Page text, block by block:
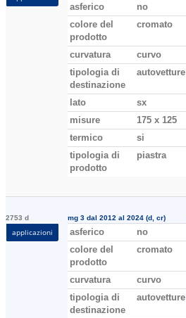
asferico
no
colore del
prodotto
cromato
curvatura
curvo
tipologia di
destinazione
autovetture
lato
sx
misure
175 x 125
termico
si
tipologia di
prodotto
piastra
2753 d
applicazioni
mg 3 dal 2012 al 2024 (d, cr)
asferico
no
colore del
prodotto
cromato
curvatura
curvo
tipologia di
destinazione
autovetture